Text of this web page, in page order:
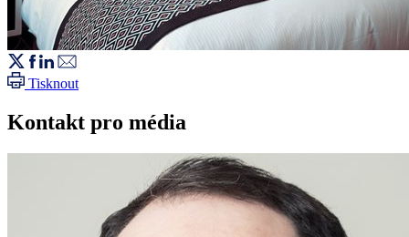
Tisknout
Kontakt pro média